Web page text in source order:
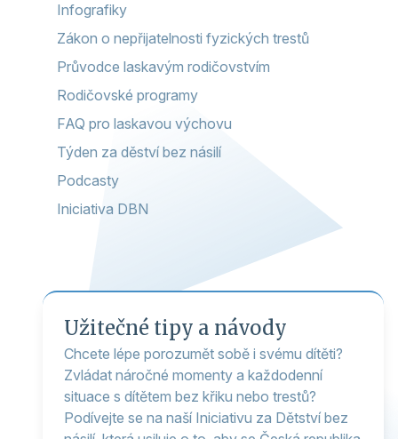
Infografiky
Zákon o nepřijatelnosti fyzických trestů
Průvodce laskavým rodičovstvím
Rodičovské programy
FAQ pro laskavou výchovu
Týden za děství bez násilí
Podcasty
Iniciativa DBN
Užitečné tipy a návody
Chcete lépe porozumět sobě i svému dítěti?
Zvládat náročné momenty a každodenní
situace s dítětem bez křiku nebo trestů?
Podívejte se na naší Iniciativu za Dětství bez